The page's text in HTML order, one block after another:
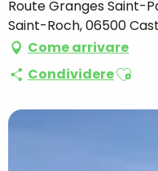
Route Granges Saint-
Saint-Roch, 06500
Come arrivare
Condividere